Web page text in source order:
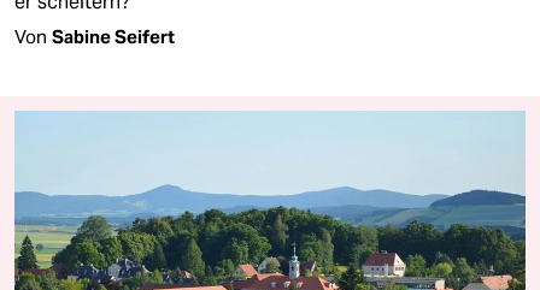
Von Sabine Seifert